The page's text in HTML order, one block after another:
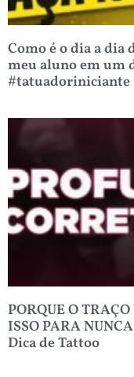
Como é o dia a
meu aluno em um
#tatuadoriniciante
PORQUE O
ISSO PARA
Dica de Tattoo